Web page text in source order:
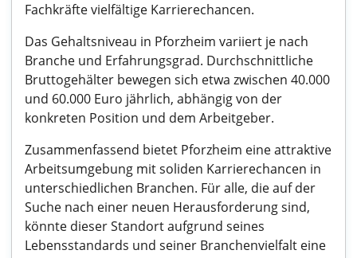
Fachkräfte vielfältige Karrierechancen.
Das Gehaltsniveau in Pforzheim variiert je nach
Branche und Erfahrungsgrad. Durchschnittliche
Bruttogehälter bewegen sich etwa zwischen 40.000
und 60.000 Euro jährlich, abhängig von der
konkreten Position und dem Arbeitgeber.
Zusammenfassend bietet Pforzheim eine attraktive
Arbeitsumgebung mit soliden Karrierechancen in
unterschiedlichen Branchen. Für alle, die auf der
Suche nach einer neuen Herausforderung sind,
könnte dieser Standort aufgrund seines
Lebensstandards und seiner Branchenvielfalt eine